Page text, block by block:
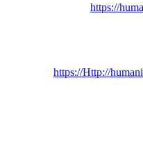
https://
https://Http://